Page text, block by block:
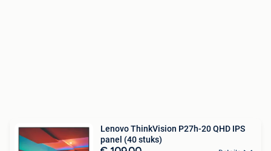
Lenovo ThinkVision P27h-20 QHD IPS
panel (40 stuks)